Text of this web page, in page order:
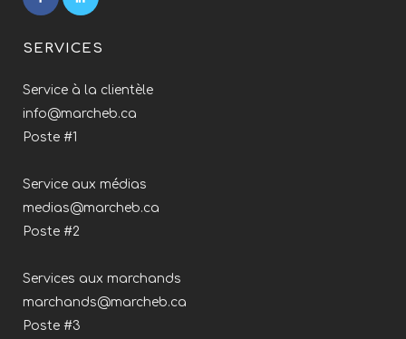
SERVICES
Service à la clientèle
info@marcheb.ca
Poste #1
Service aux médias
medias@marcheb.ca
Poste #2
Services aux marchands
marchands@marcheb.ca
Poste #3